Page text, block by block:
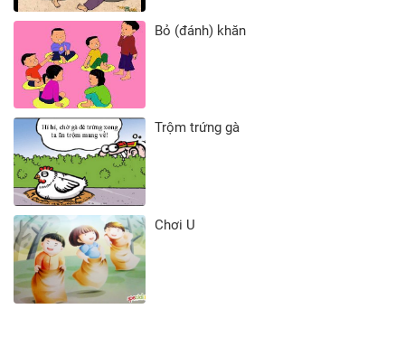
Điều đặc biệt là mỗi số
phát sóng sẽ do một em
đội viên, thiếu nhi khác
nhau dẫn chương trình.
Các em là gương đội
viên tiêu biểu, đạt nhiều
thành tích trên các lĩnh
vực được Hội đồng Đội
tỉnh lựa chọn.
Chương trình được thực
hiện cách tuần, khá áp
lực về thời gian, do đó
các bạn nhỏ phải sắp
xếp thời gian học tập phù
hợp để tham gia ghi
hồi tháng
A, xã Lộc Điền,
Bỏ (đánh) khăn
Trộm trứng gà
Chơi U